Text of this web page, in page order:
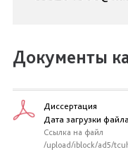
Документы
Диссертация
Дата загрузки
Ссылка на файл
/upload/iblock/ad5/